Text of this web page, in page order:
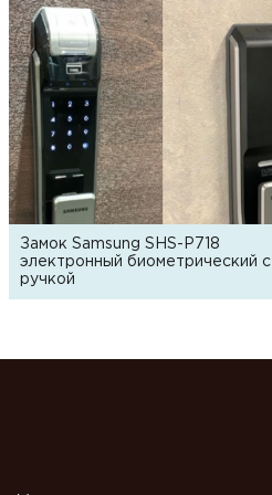
Замок Samsung SHS-P718
электронный биометрический с
ручкой